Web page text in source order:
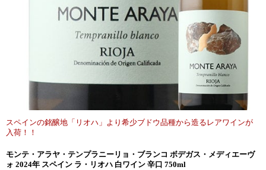
スペインの銘醸地「リオハ」より希少ブドウ品種から造るレアワインが
入荷！！
モンテ・アラヤ・テンプラニーリョ・ブランコ ボデガス・メディエーヴ
ォ 2024年 スペイン ラ・リオハ 白ワイン 辛口 750ml